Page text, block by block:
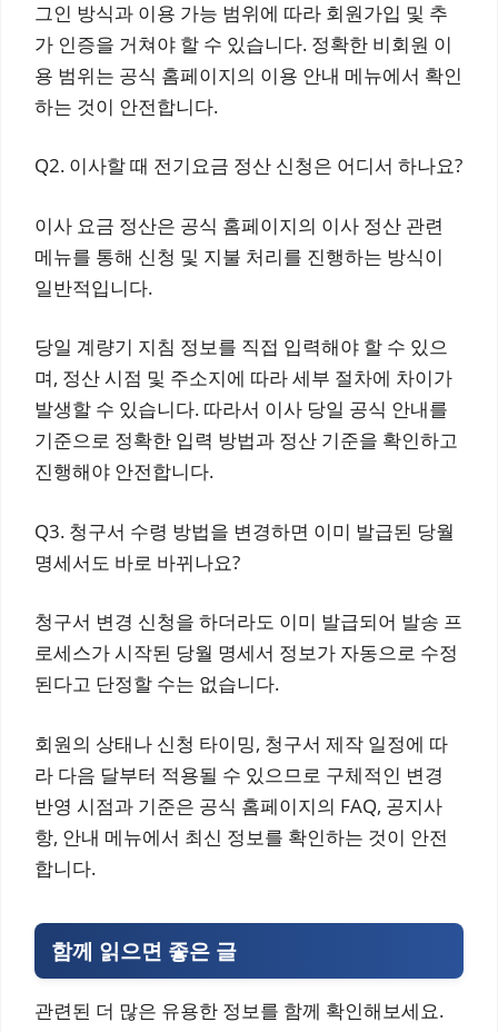
그인 방식과 이용 가능 범위에 따라 회원가입 및 추
가 인증을 거쳐야 할 수 있습니다. 정확한 비회원 이
용 범위는 공식 홈페이지의 이용 안내 메뉴에서 확인
하는 것이 안전합니다.
Q2. 이사할 때 전기요금 정산 신청은 어디서 하나요?
이사 요금 정산은 공식 홈페이지의 이사 정산 관련
메뉴를 통해 신청 및 지불 처리를 진행하는 방식이
일반적입니다.
당일 계량기 지침 정보를 직접 입력해야 할 수 있으
며, 정산 시점 및 주소지에 따라 세부 절차에 차이가
발생할 수 있습니다. 따라서 이사 당일 공식 안내를
기준으로 정확한 입력 방법과 정산 기준을 확인하고
진행해야 안전합니다.
Q3. 청구서 수령 방법을 변경하면 이미 발급된 당월
명세서도 바로 바뀌나요?
청구서 변경 신청을 하더라도 이미 발급되어 발송 프
로세스가 시작된 당월 명세서 정보가 자동으로 수정
된다고 단정할 수는 없습니다.
회원의 상태나 신청 타이밍, 청구서 제작 일정에 따
라 다음 달부터 적용될 수 있으므로 구체적인 변경
반영 시점과 기준은 공식 홈페이지의 FAQ, 공지사
항, 안내 메뉴에서 최신 정보를 확인하는 것이 안전
합니다.
함께 읽으면 좋은 글
관련된 더 많은 유용한 정보를 함께 확인해보세요.